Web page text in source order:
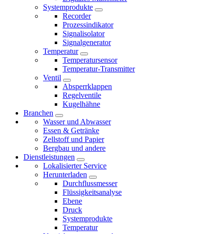
Systemprodukte
Recorder
Prozessindikator
Signalisolator
Signalgenerator
Temperatur
Temperatursensor
Temperatur-Transmitter
Ventil
Absperrklappen
Regelventile
Kugelhähne
Branchen
Wasser und Abwasser
Essen & Getränke
Zellstoff und Papier
Bergbau und andere
Dienstleistungen
Lokalisierter Service
Herunterladen
Durchflussmesser
Flüssigkeitsanalyse
Ebene
Druck
Systemprodukte
Temperatur